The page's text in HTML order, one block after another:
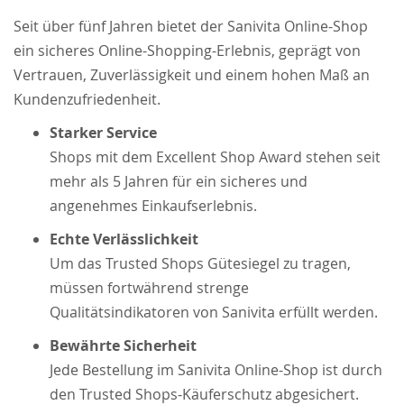
Seit über fünf Jahren bietet der Sanivita Online-Shop
ein sicheres Online-Shopping-Erlebnis, geprägt von
Vertrauen, Zuverlässigkeit und einem hohen Maß an
Kundenzufriedenheit.
Starker Service
Shops mit dem Excellent Shop Award stehen seit
mehr als 5 Jahren für ein sicheres und
angenehmes Einkaufserlebnis.
Echte Verlässlichkeit
Um das Trusted Shops Gütesiegel zu tragen,
müssen fortwährend strenge
Qualitätsindikatoren von Sanivita erfüllt werden.
Bewährte Sicherheit
Jede Bestellung im Sanivita Online-Shop ist durch
den Trusted Shops-Käuferschutz abgesichert.